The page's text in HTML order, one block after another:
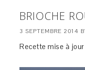
BRIOCHE
3 SEPTEMBRE 2014
Recette mise à